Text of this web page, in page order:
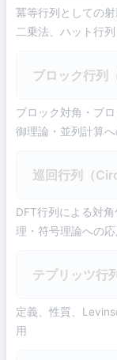
冪等行列としての
二乗法、ハット行列
ブロック行列
ブロック対角・ブ
御理論・並列計算へ
巡回行列（
DFT行列による対
理・符号理論への応
テプリッツ行
定義、性質、
用